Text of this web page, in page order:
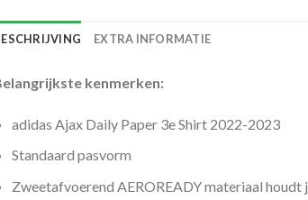
EXTRA INFORMATIE
kenmerken:
adidas Ajax Daily Paper 3e Shirt 2022-2023
Standaard pasvorm
Zweetafvoerend AEROREADY materiaal